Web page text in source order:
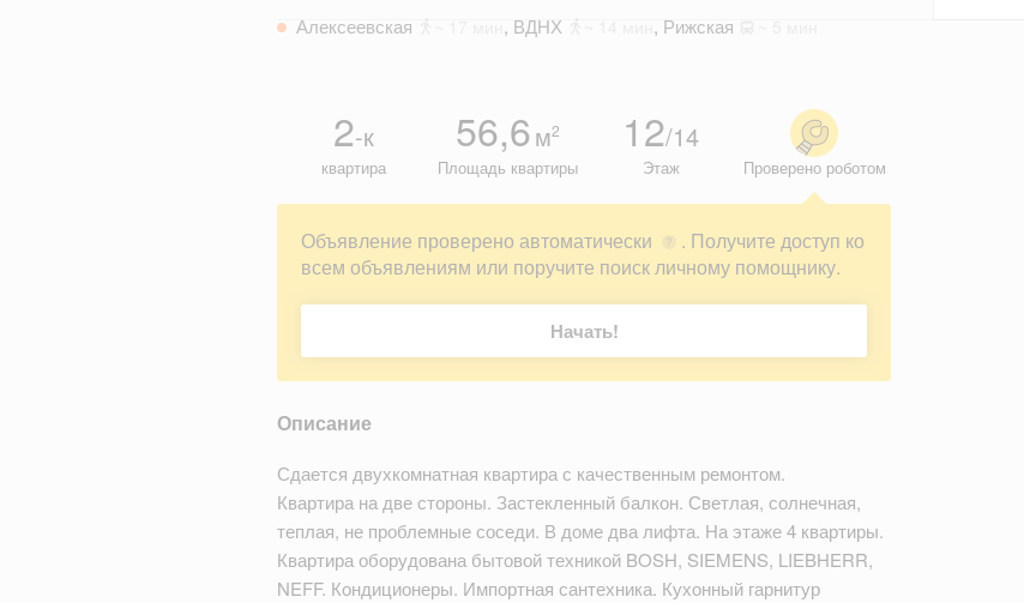
Алексеевская , ВДНХ , Рижская
2-к
квартира
56,6м2
Площадь квартиры
12/14
Этаж Проверено роботом
Объявление проверено автоматически ?
. Получите доступ ко
всем объявлениям или поручите поиск личному помощнику.
Начать!
Описание
Сдается двухкомнатная квартира с качественным ремонтом.
Квартира на две стороны. Застекленный балкон. Светлая, солнечная,
теплая, не проблемные соседи. В доме два лифта. На этаже 4 квартиры.
Квартира оборудована бытовой техникой BOSH, SIEMENS, LIEBHERR,
NEFF. Кондиционеры. Импортная сантехника. Кухонный гарнитур